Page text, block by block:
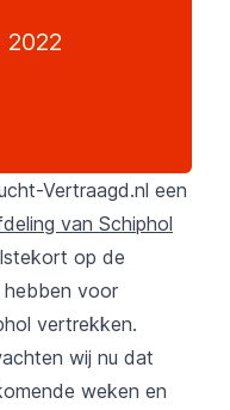
Vertraagd.nl een
van Schiphol
op de
hebben voor
vertrekken.
wij nu dat
weken en